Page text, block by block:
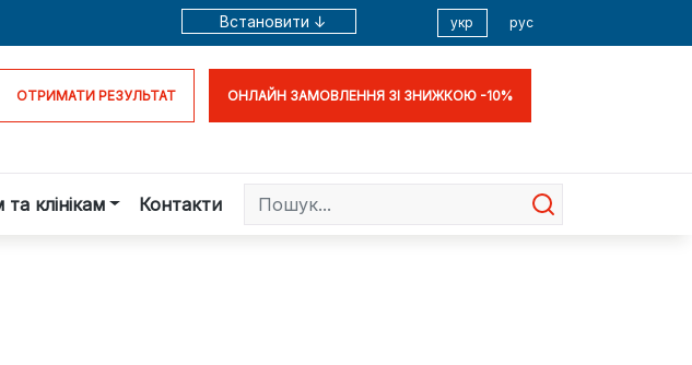
Встановити ↓ укр рус
ОТРИМАТИ РЕЗУЛЬТАТ ОНЛАЙН ЗАМОВЛЕННЯ ЗІ ЗНИЖКОЮ -10%
та клінікам Контакти